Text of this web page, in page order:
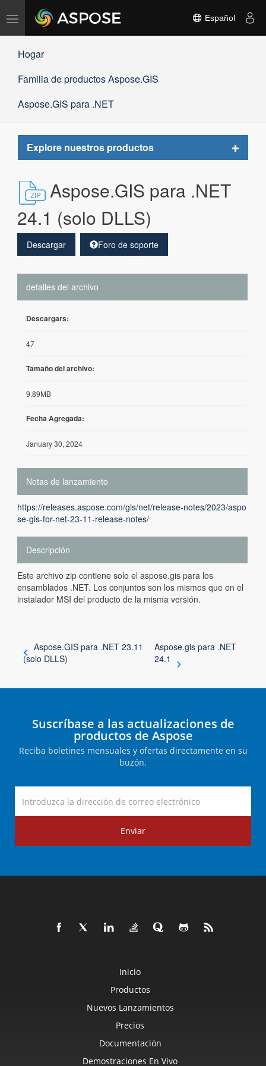
Alternar
navegación
Español
Hogar
Familia de productos Aspose.GIS
Aspose.GIS para .NET
Explore nuestros productos
Toggle
Aspose.GIS para .NET
24.1 (solo DLLS)
Descargar Foro de soporte
detalles del archivo
Descargars:
47
Tamaño del archivo:
9.89MB
Fecha Agregada:
January 30, 2024
Notas de lanzamiento
https://releases.aspose.com/gis/net/release-notes/2023/aspo
se-gis-for-net-23-11-release-notes/
Descripción
Este archivo zip contiene solo el aspose.gis para los
ensamblados .NET. Los conjuntos son los mismos que en el
instalador MSI del producto de la misma versión.
Aspose.GIS para .NET 23.11
(solo DLLS)
Aspose.gis para .NET
24.1
Suscríbase a las actualizaciones de
productos de Aspose
Reciba boletines mensuales y ofertas directamente en su
buzón.
Enviar
Inicio
Productos
Nuevos Lanzamientos
Precios
Documentación
Demostraciones En Vivo